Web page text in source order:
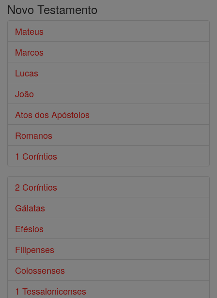
Bíblia
Novo Testamento
Mateus
Marcos
Lucas
João
Atos dos Apóstolos
Romanos
1 Coríntios
2 Coríntios
Gálatas
Efésios
Filipenses
Colossenses
1 Tessalonicenses